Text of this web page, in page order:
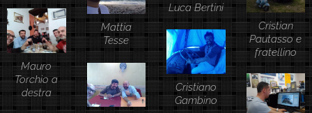
Luca Bertini
Mattia
Tesse
Cristian
Pautasso e
fratellino
Mauro
Torchio a
destra
Cristiano
Gambino